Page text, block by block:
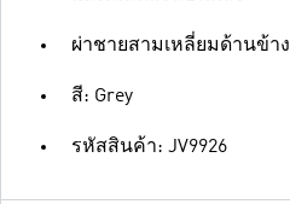
ผ่าชายสามเหลี่ยมด้านข้าง
สี: Grey
รหัสสินค้า: JV9926